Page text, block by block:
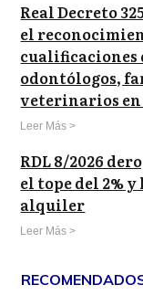
Real Decreto
el
cualificaciones
odontólogos,
veterinarios en
Leer Más >
RDL 8/2026
el tope del 2%
alquiler
Leer Más >